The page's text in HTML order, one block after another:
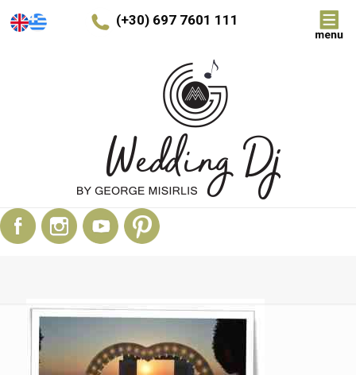
(+30) 697 7601 111